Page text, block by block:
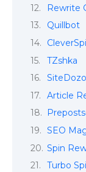
Rewrite
Quillbot
TZshka
Article
SEO
Spin
Turbo